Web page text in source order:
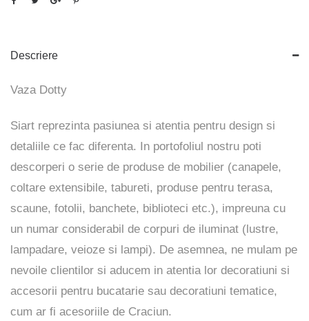
Descriere
Vaza Dotty
Siart reprezinta pasiunea si atentia pentru design si
detaliile ce fac diferenta. In portofoliul nostru poti
descorperi o serie de produse de mobilier (canapele,
coltare extensibile, tabureti, produse pentru terasa,
scaune, fotolii, banchete, biblioteci etc.), impreuna cu
un numar considerabil de corpuri de iluminat (lustre,
lampadare, veioze si lampi). De asemnea, ne mulam pe
nevoile clientilor si aducem in atentia lor decoratiuni si
accesorii pentru bucatarie sau decoratiuni tematice,
cum ar fi acesoriile de Craciun.